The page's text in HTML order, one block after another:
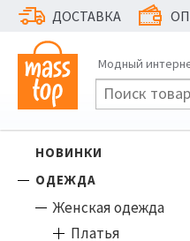
ДОСТАВКА
Модный
НОВИНКИ
ОДЕЖДА
Женская одежда
Платья